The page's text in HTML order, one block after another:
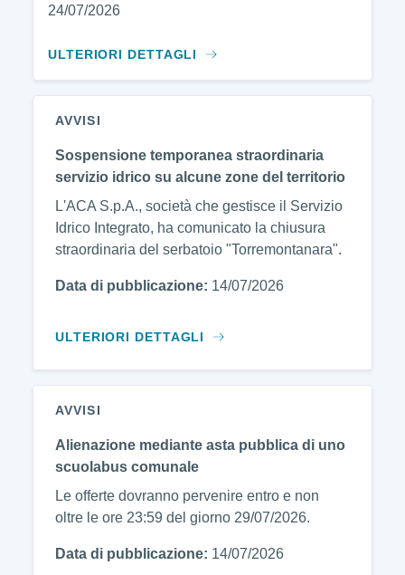
24/07/2026
ULTERIORI DETTAGLI
AVVISI
Sospensione temporanea straordinaria
servizio idrico su alcune zone del territorio
L'ACA S.p.A., società che gestisce il Servizio
Idrico Integrato, ha comunicato la chiusura
straordinaria del serbatoio "Torremontanara".
Data di pubblicazione: 14/07/2026
ULTERIORI DETTAGLI
AVVISI
Alienazione mediante asta pubblica di uno
scuolabus comunale
Le offerte dovranno pervenire entro e non
oltre le ore 23:59 del giorno 29/07/2026.
Data di pubblicazione: 14/07/2026